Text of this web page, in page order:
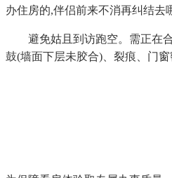
办住房的,伴侣前来不消再纠结去
避免姑且到访跑空。需正在合
鼓(墙面下层未胶合)、裂痕、门